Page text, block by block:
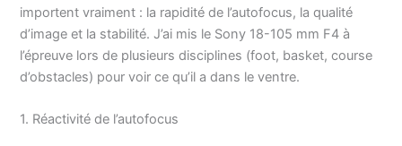
importent vraiment : la rapidité de l’autofocus, la qualité
d’image et la stabilité. J’ai mis le Sony 18-105 mm F4 à
l’épreuve lors de plusieurs disciplines (foot, basket, course
d’obstacles) pour voir ce qu’il a dans le ventre.
1. Réactivité de l’autofocus